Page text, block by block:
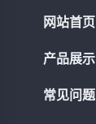
网站首页
产品展示
常见问题